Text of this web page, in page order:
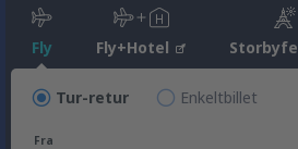
Fly Fly+Hotel
Tur-retur Enkeltbillet
Fra